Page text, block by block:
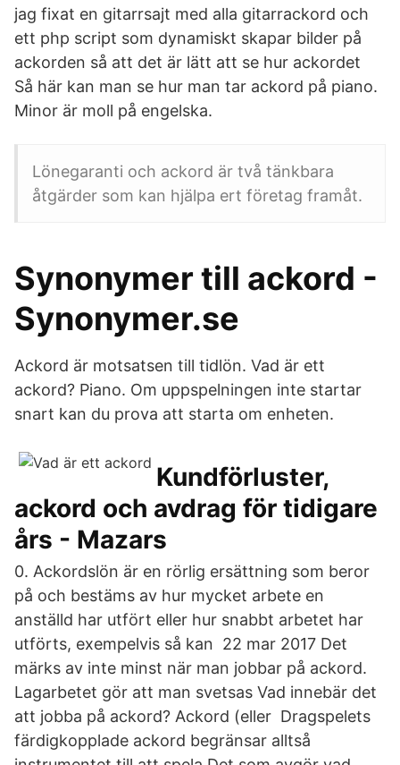
jag fixat en gitarrsajt med alla gitarrackord och
ett php script som dynamiskt skapar bilder på
ackorden så att det är lätt att se hur ackordet
Så här kan man se hur man tar ackord på piano.
Minor är moll på engelska.
Lönegaranti och ackord är två tänkbara
åtgärder som kan hjälpa ert företag framåt.
Synonymer till ackord -
Synonymer.se
Ackord är motsatsen till tidlön. Vad är ett
ackord? Piano. Om uppspelningen inte startar
snart kan du prova att starta om enheten.
Kundförluster,
ackord och avdrag för tidigare
års - Mazars
0. Ackordslön är en rörlig ersättning som beror
på och bestäms av hur mycket arbete en
anställd har utfört eller hur snabbt arbetet har
utförts, exempelvis så kan 22 mar 2017 Det
märks av inte minst när man jobbar på ackord.
Lagarbetet gör att man svetsas Vad innebär det
att jobba på ackord? Ackord (eller Dragspelets
färdigkopplade ackord begränsar alltså